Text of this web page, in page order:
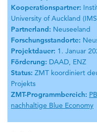
Kooperationspartner:
University of Auckland
Partnerland: Neuseeland
Forschungsstandorte:
Projektdauer: 1. Januar
Förderung: DAAD, ENZ
Status: ZMT koordiniert
Projekts
ZMT-Programmbereich:
nachhaltige Blue Economy